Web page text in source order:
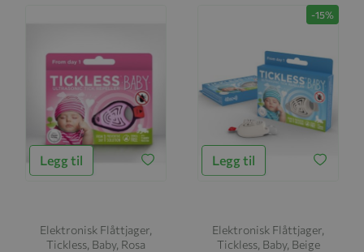
Legg til
Elektronisk Flåttjager,
Tickless, Baby, Rosa
-15%
Legg til
Elektronisk Flåttjager,
Tickless, Baby, Beige